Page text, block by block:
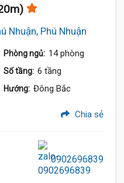
Nhuận, Phú Nhuận
Phòng ngủ: 14 phòng
Số tầng: 6 tầng
Hướng: Đông Bắc
Chia sẻ
0902696839